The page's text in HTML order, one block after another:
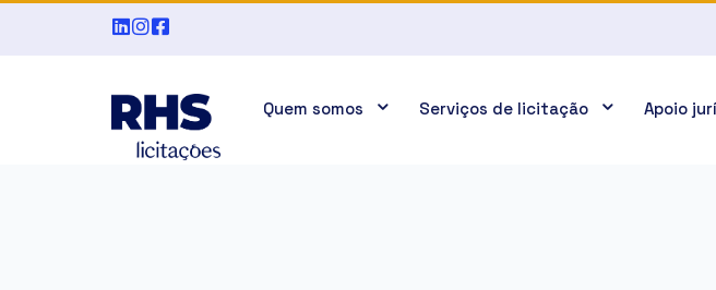
Quem somos Serviços de licitação Apoio